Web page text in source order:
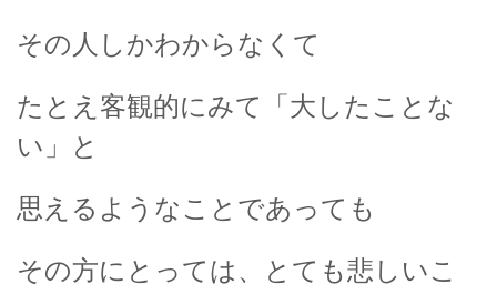
その人しかわからなくて
たとえ客観的にみて「大したことな
い」と
思えるようなことであっても
その方にとっては、とても悲しいこ